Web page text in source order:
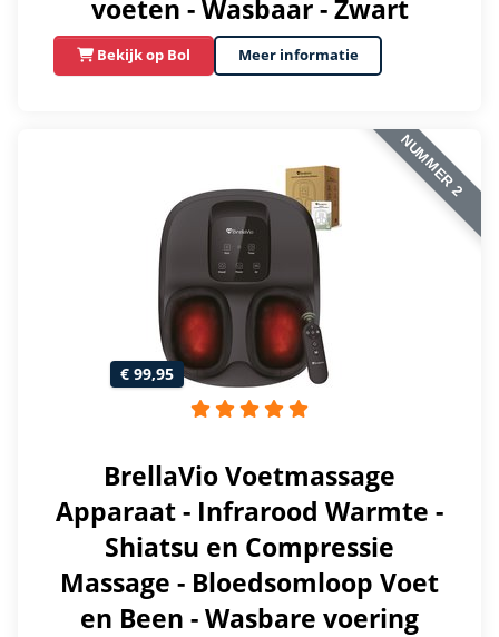
voeten - Wasbaar - Zwart
Bekijk op Bol Meer informatie
NUMMER 2
€ 99,95
BrellaVio Voetmassage
Apparaat - Infrarood Warmte -
Shiatsu en Compressie
Massage - Bloedsomloop Voet
en Been - Wasbare voering